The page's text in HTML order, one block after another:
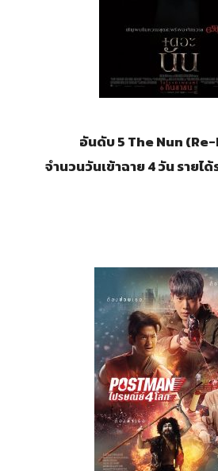
อันดับ 5 The Nun
จำนวนวันเข้าฉาย 4 วัน รายไ